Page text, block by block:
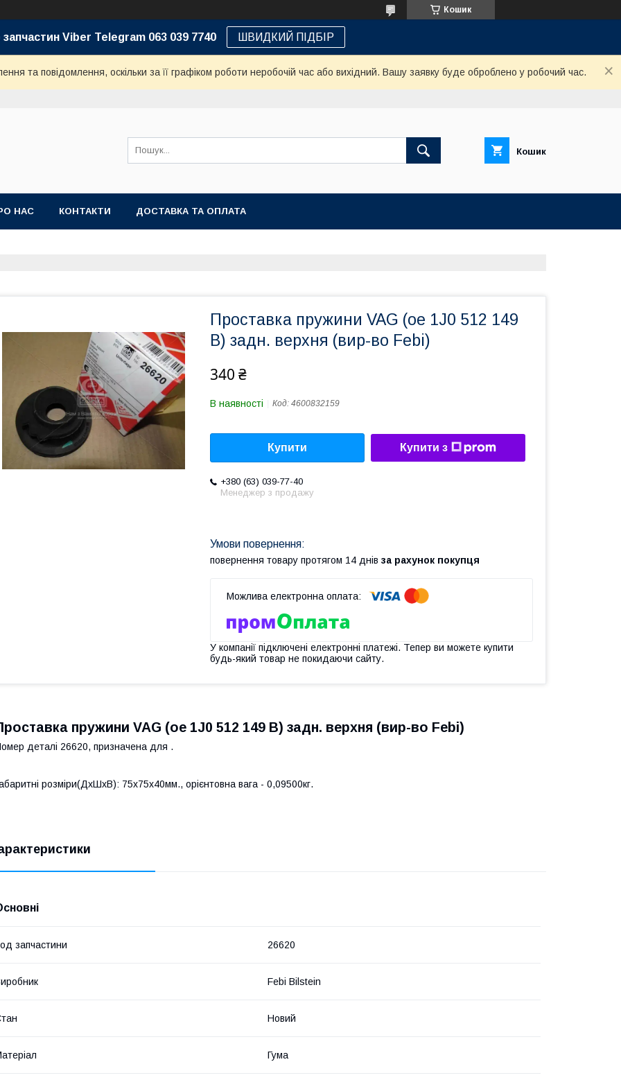
Кошик
запчастин Viber Telegram 063 039 7740 ШВИДКИЙ ПІДБІР
та повідомлення, оскільки за її графіком роботи неробочій час або вихідний. Вашу заявку буде оброблено у робочий час.
Кошик
НАС КОНТАКТИ ДОСТАВКА ТА ОПЛАТА
Проставка пружини VAG (ое 1J0 512 149
B) задн. верхня (вир-во Febi)
340 ₴
В наявності Код: 4600832159
Купити Купити з
+380 (63) 039-77-40
Менеджер з продажу
повернення товару протягом 14 днів за рахунок покупця
У компанії підключені електронні платежі. Тепер ви можете купити
будь-який товар не покидаючи сайту.
пружини VAG (ое 1J0 512 149 B) задн. верхня (вир-во Febi)
деталі 26620, призначена для .
розміри(ДхШхВ): 75x75x40мм., орієнтовна вага - 0,09500кг.
запчастини 26620
Febi Bilstein
Новий
Гума